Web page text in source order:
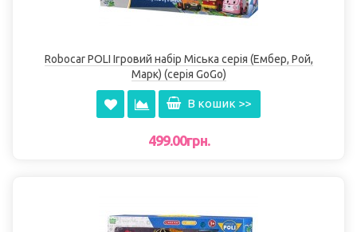
Robocar POLI Ігровий набір Міська серія (Ембер, Рой,
Марк) (серія GoGo)
В кошик >>
499.00грн.